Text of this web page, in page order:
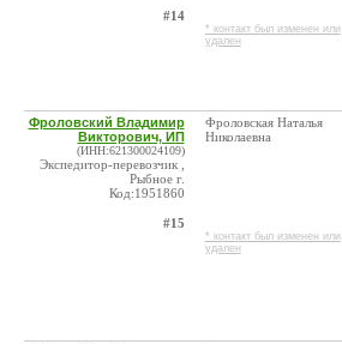
#14
* контакт был изменен или
удален
Фроловский Владимир
Викторович, ИП
(ИНН:621300024109)
Экспедитор-перевозчик ,
Рыбное г.
Код:1951860
#15
Фроловская Наталья
Николаевна
* контакт был изменен или
удален